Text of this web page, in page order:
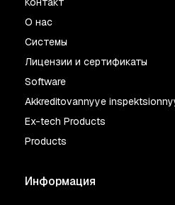
О нас
Системы
Лицензии и сертификаты
Software
Akkreditovannyye
Ex-tech Products
Products
Информация